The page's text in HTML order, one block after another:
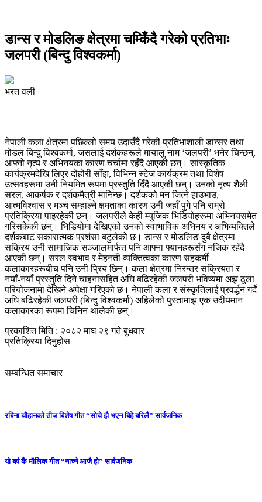
डान्स र मोडलिङ क्षेत्रमा चम्किँदै गरेको प्रतिभाः
जलपरी (बिन्दु विश्वकर्मा)
भरत वली
नेपाली कला क्षेत्रमा पछिल्लो समय उदाउँदै गरेकी प्रतिभाशाली डान्सर तथा
मोडल बिन्दु विश्वकर्मा, जसलाई दर्शकहरूले मायालु नाम ‘जलपरी’ भनेर चिन्छन्,
आफ्नो नृत्य र अभिनयका कारण चर्चामा रहँदै आएकी छन्। सांस्कृतिक
कार्यक्रमदेखि लिएर दोहोरी साँझ, विभिन्न स्टेज कार्यक्रम तथा विशेष
उत्सवहरूमा उनी नियमित रूपमा प्रस्तुति दिँदै आएकी छन्। उनको नृत्य शैली
सरल, आकर्षक र दर्शकमैत्री मानिन्छ। दर्शकको मन जित्ने हाउभाउ,
आत्मविश्वास र मञ्च सम्हाल्ने क्षमताका कारण उनी जहाँ पुगे पनि राम्रो
प्रतिक्रिया पाइरहेकी छन्। जलपरीले केही म्युजिक भिडियोहरूमा अभिनयसमेत
गरिसकेकी छन्। भिडियोमा देखिएको उनको स्वाभाविक अभिनय र अभिव्यक्तिले
दर्शकबाट सकारात्मक प्रशंसा बटुलेको छ। डान्स र मोडलिङ दुबै क्षेत्रमा
सक्रिय उनी सामाजिक सञ्जालमार्फत पनि आफ्ना फ्यानहरूसँग नजिक रहँदै
आएकी छन्। सरल स्वभाव र मेहनती व्यक्तित्वका कारण सहकर्मी
कलाकारहरूबीच पनि उनी प्रिय छिन्। कला क्षेत्रमा निरन्तर सक्रियता र
नयाँ-नयाँ प्रस्तुति दिने चाहनासहित अघि बढिरहेकी जलपरी भविष्यमा अझ ठूला
परियोजनामा देखिने अपेक्षा गरिएको छ। नेपाली कला र संस्कृतिलाई प्रवर्द्धन गर्दै
अघि बढिरहेकी जलपरी (बिन्दु विश्वकर्मा) अहिलेको पुस्तामाझ एक उदीयमान
कलाकारका रूपमा चिनिन थालेकी छन्।
प्रकाशित मिति : २०८२ माघ २९ गते बुधवार
प्रतिक्रिया दिनुहोस
सम्बन्धित समाचार
रबिना चौहानको तीज बिशेष गीत “सोचे झै भएन बिहे बरिलै” सार्वजनिक
यो बर्ष कै मौलिक गीत “नाच्ने आजै हो” सार्वजनिक